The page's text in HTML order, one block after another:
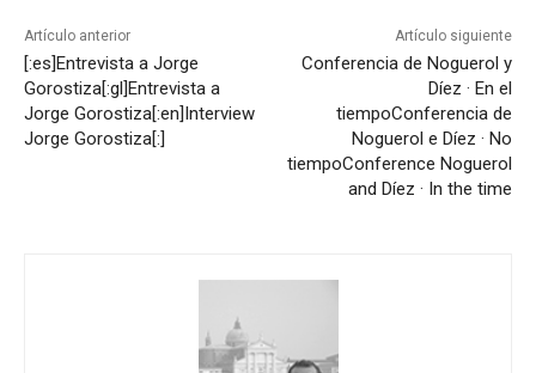
Artículo anterior
[:es]Entrevista a Jorge
Gorostiza[:gl]Entrevista a
Jorge Gorostiza[:en]Interview
Jorge Gorostiza[:]
Artículo siguiente
Conferencia de Noguerol y
Díez · En el
tiempoConferencia de
Noguerol e Díez · No
tiempoConference Noguerol
and Díez · In the time